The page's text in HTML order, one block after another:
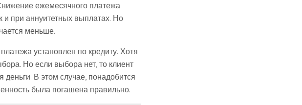
ежемесячного платежа
и при аннуитетных выплатах. Но
меньше.
установлен по кредиту. Хотя
Но если выбора нет, то клиент
деньги. В этом случае, понадобится
была погашена правильно.